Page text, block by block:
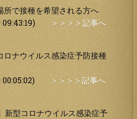
所で接種を希望される方へ
09:43:19)
＞＞＞＞記事へ
ロナウイルス感染症予防接種
00:05:02)
＞＞＞＞記事へ
新型コロナウイルス感染症予